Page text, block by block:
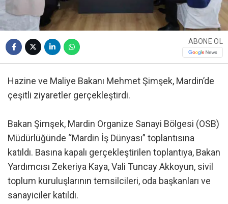
ABONE OL
Hazine ve Maliye Bakanı Mehmet Şimşek, Mardin’de
çeşitli ziyaretler gerçekleştirdi.
Bakan Şimşek, Mardin Organize Sanayi Bölgesi (OSB)
Müdürlüğünde “Mardin İş Dünyası” toplantısına
katıldı. Basına kapalı gerçekleştirilen toplantıya, Bakan
Yardımcısı Zekeriya Kaya, Vali Tuncay Akkoyun, sivil
toplum kuruluşlarının temsilcileri, oda başkanları ve
sanayiciler katıldı.